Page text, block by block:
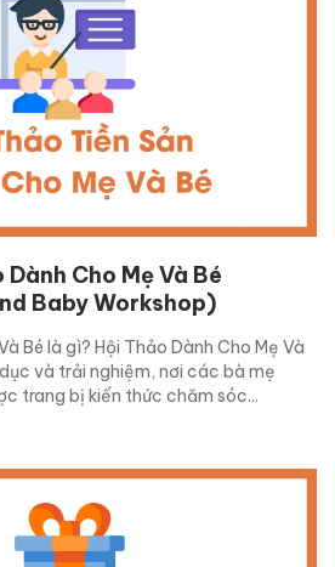
Dành Cho Mẹ Và Bé
Baby Workshop)
Bé là gì? Hội Thảo Dành Cho Mẹ Và
và trải nghiệm, nơi các bà mẹ
trang bị kiến thức chăm sóc...